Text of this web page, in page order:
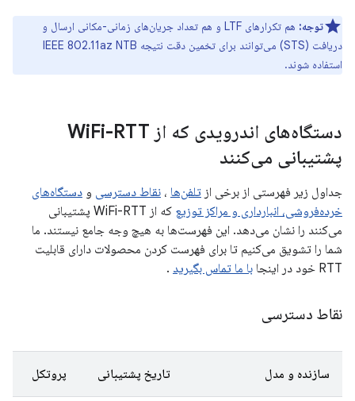
توجه:
هم تکرارهای LTF و هم تعداد جریان‌های زمانی-مکانی ارسال و
دریافت (STS) می‌توانند برای تخمین دقت نتیجه IEEE 802.11az NTB
استفاده شوند.
دستگاه‌های اندرویدی که از Wi Fi-RTT
پشتیبانی می‌کنند
جداول زیر فهرستی از برخی از تلفن‌ها ، نقاط دسترسی و دستگاه‌های
خرده‌فروشی، انبارداری و مراکز توزیع
که از WiFi-RTT پشتیبانی
می‌کنند را نشان می‌دهد. این فهرست‌ها به هیچ وجه جامع نیستند. ما
شما را تشویق می‌کنیم تا برای فهرست کردن محصولات دارای قابلیت
RTT خود در اینجا
با ما تماس بگیرید .
نقاط دسترسی
سازنده و مدل تاریخ پشتیبانی پروتکل